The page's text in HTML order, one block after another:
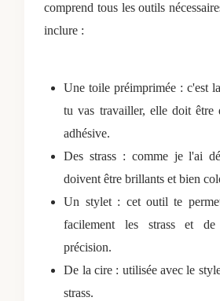
comprend tous les outils
inclure :
Une toile préimprimée : c'est
tu vas travailler, elle doit être
adhésive.
Des strass : comme je l'ai
doivent être brillants et bien
Un stylet : cet outil te
facilement les strass et
précision.
De la cire : utilisée avec le
strass.